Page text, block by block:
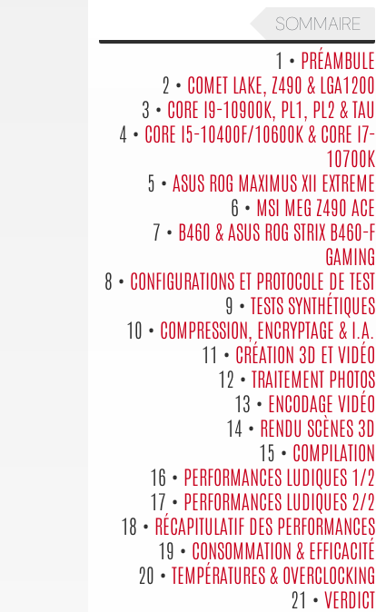
SOMMAIRE
1 • PRÉAMBULE
2 • COMET LAKE, Z490 & LGA1200
3 • CORE I9-10900K, PL1, PL2 & TAU
4 • CORE I5-10400F/10600K & CORE I7-
10700K
5 • ASUS ROG MAXIMUS XII EXTREME
6 • MSI MEG Z490 ACE
7 • B460 & ASUS ROG STRIX B460-F
GAMING
8 • CONFIGURATIONS ET PROTOCOLE DE TEST
9 • TESTS SYNTHÉTIQUES
10 • COMPRESSION, ENCRYPTAGE & I.A.
11 • CRÉATION 3D ET VIDÉO
12 • TRAITEMENT PHOTOS
13 • ENCODAGE VIDÉO
14 • RENDU SCÈNES 3D
15 • COMPILATION
16 • PERFORMANCES LUDIQUES 1/2
17 • PERFORMANCES LUDIQUES 2/2
18 • RÉCAPITULATIF DES PERFORMANCES
19 • CONSOMMATION & EFFICACITÉ
20 • TEMPÉRATURES & OVERCLOCKING
21 • VERDICT